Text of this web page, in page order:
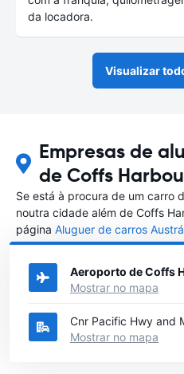
da locadora.
Visualizar
Empresas de
de Coffs
Se está à procura de um carro
noutra cidade além de Coffs
página Aluguer de carros
outra cidade em Austrália que
Aeroporto de Coffs
Mostrar no mapa
Cnr Pacific Hwy and
Mostrar no mapa